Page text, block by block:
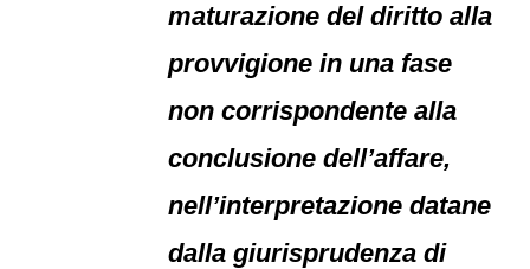
maturazione del diritto alla
provvigione in una fase
non corrispondente alla
conclusione dell’affare,
nell’interpretazione datane
dalla giurisprudenza di